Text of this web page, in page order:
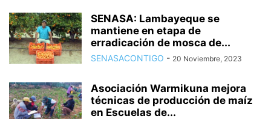
SENASA: Lambayeque se
mantiene en etapa de
erradicación de mosca de...
SENASACONTIGO - 20 Noviembre, 2023
Asociación Warmikuna mejora
técnicas de producción de maíz
en Escuelas de...